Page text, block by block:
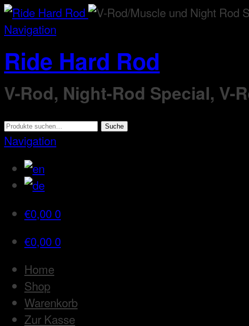
Navigation
Ride Hard Rod
V-Rod, Night-Rod Special,
Suche
nach:
Suche
Navigation
€0,00 0
€0,00 0
Home
Shop
Warenkorb
Zur Kasse